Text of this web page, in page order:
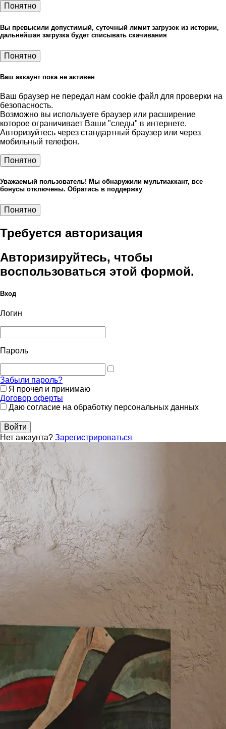
Понятно
Вы превысили допустимый, суточный лимит загрузок из истории,
дальнейшая загрузка будет списывать скачивания
Понятно
Ваш аккаунт пока не активен
Ваш браузер не передал нам cookie файл для проверки на
безопасность.
Возможно вы используете браузер или расширение
которое ограничивает Ваши "следы" в интернете.
Авторизуйтесь через стандартный браузер или через
мобильный телефон.
Понятно
Уважаемый пользователь! Мы обнаружили мультиаккант, все
бонусы отключены. Обратись в поддержку
Понятно
Требуется авторизация
Авторизируйтесь, чтобы
воспользоваться этой формой.
Вход
Логин
Пароль
Забыли пароль?
Я прочел и принимаю
Договор оферты
Даю согласие на обработку персональных данных
Войти
Нет аккаунта? Зарегистрироваться